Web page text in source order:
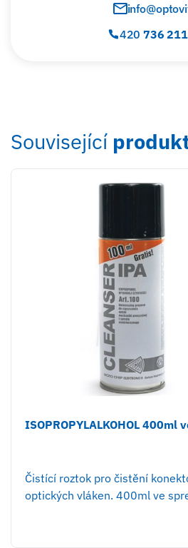
420736
Související
ISOPROPYLALKOHOL 400ml
Čistící roztok pro čistění
optických vláken. 400ml ve